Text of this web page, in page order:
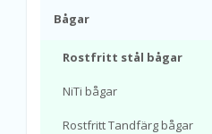
Bågar
Rostfritt stål bågar
NiTi bågar
Rostfritt Tandfärg bågar